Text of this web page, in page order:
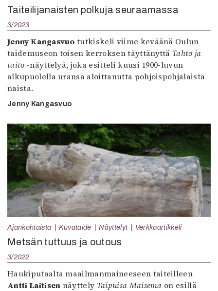
Taiteilijanaisten polkuja seuraamassa
3/2023
Jenny Kangasvuo tutkiskeli viime keväänä Oulun
taidemuseon toisen kerroksen täyttänyttä Tahto ja
taito -näyttelyä, joka esitteli kuusi 1900-luvun
alkupuolella uransa aloittanutta pohjoispohjalaista
naista.
Jenny Kangasvuo
Ajankohtaista Kuvataide Näyttelyt Verkkoartikkeli
Metsän tuttuus ja outous
3/2022
Haukiputaalta maailmanmaineeseen taiteilleen
Antti Laitisen näyttely Taipuisa Maisema on esillä